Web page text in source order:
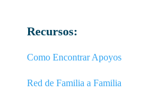
Recursos:
Como Encontrar Apoyos
Red de Familia a Familia